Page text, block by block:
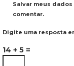
Salvar meus
comentar.
Digite uma resposta
14 + 5 =